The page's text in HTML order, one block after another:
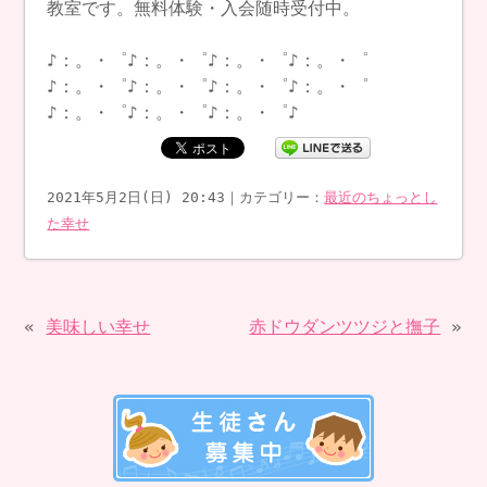
教室です。無料体験・入会随時受付中。
♪：。・゜♪：。・゜♪：。・゜♪：。・゜
♪：。・゜♪：。・゜♪：。・゜♪：。・゜
♪：。・゜♪：。・゜♪：。・゜♪
2021年5月2日(日) 20:43｜カテゴリー：最近のちょっとし
た幸せ
« 美味しい幸せ 赤ドウダンツツジと撫子 »